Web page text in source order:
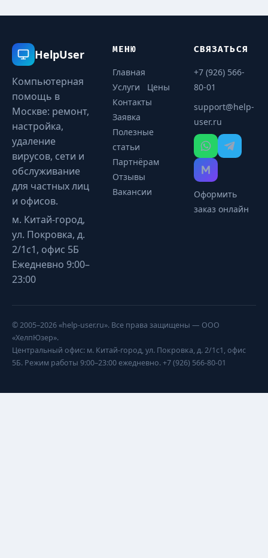
HelpUser
Компьютерная
помощь в
Москве: ремонт,
настройка,
удаление
вирусов, сети и
обслуживание
для частных лиц
и офисов.
м. Китай-город,
ул. Покровка, д.
2/1с1, офис 5Б
Ежедневно 9:00–
23:00
МЕНЮ
Главная
Услуги
Цены
Контакты
Заявка
Полезные
статьи
Партнёрам
Отзывы
Вакансии
СВЯЗАТЬСЯ
+7 (926) 566-
80-01
support@help-
user.ru
Оформить
заказ онлайн
© 2005–2026 «help-user.ru». Все права защищены — ООО
«ХелпЮзер».
Центральный офис: м. Китай-город, ул. Покровка, д. 2/1с1, офис
5Б. Режим работы 9:00–23:00 ежедневно. +7 (926) 566-80-01